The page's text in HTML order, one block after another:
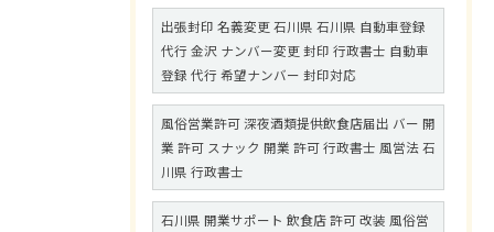
出張封印 名義変更 石川県 石川県 自動車登録
代行 金沢 ナンバー変更 封印 行政書士 自動車
登録 代行 希望ナンバー 封印対応
風俗営業許可 深夜酒類提供飲食店届出 バー 開
業 許可 スナック 開業 許可 行政書士 風営法 石
川県 行政書士
石川県 開業サポート 飲食店 許可 改装 風俗営